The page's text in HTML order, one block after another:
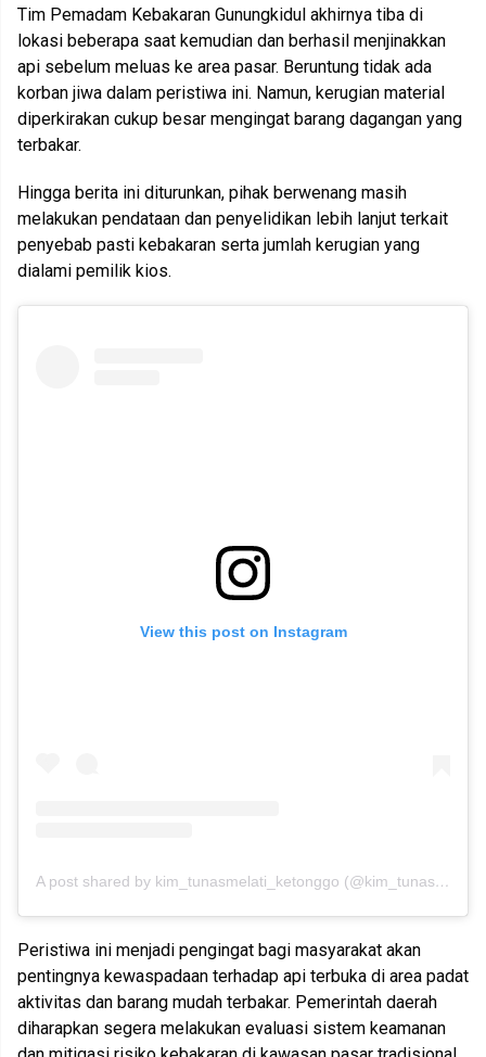
Tim Pemadam Kebakaran Gunungkidul akhirnya tiba di
lokasi beberapa saat kemudian dan berhasil menjinakkan
api sebelum meluas ke area pasar. Beruntung tidak ada
korban jiwa dalam peristiwa ini. Namun, kerugian material
diperkirakan cukup besar mengingat barang dagangan yang
terbakar.
Hingga berita ini diturunkan, pihak berwenang masih
melakukan pendataan dan penyelidikan lebih lanjut terkait
penyebab pasti kebakaran serta jumlah kerugian yang
dialami pemilik kios.
View this post on Instagram
A post shared by kim_tunasmelati_ketonggo (@kim_tunasmelati_ketonggo)
Peristiwa ini menjadi pengingat bagi masyarakat akan
pentingnya kewaspadaan terhadap api terbuka di area padat
aktivitas dan barang mudah terbakar. Pemerintah daerah
diharapkan segera melakukan evaluasi sistem keamanan